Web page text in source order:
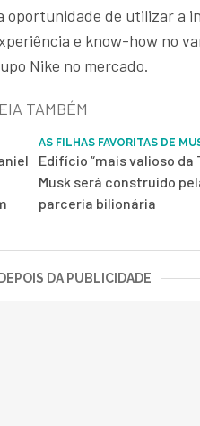
oportunidade de utilizar a
e know-how no
Nike no mercado.
TAMBÉM
AS FILHAS FAVORITAS DE
Edifício “mais valioso da
Musk será construído
parceria bilionária
DA PUBLICIDADE